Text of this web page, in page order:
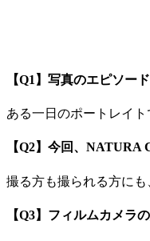
【Q1】写真のエピソー
ある一日のポートレイト
【Q2】今回、NATURA
撮る方も撮られる方にも
【Q3】フィルムカメラ